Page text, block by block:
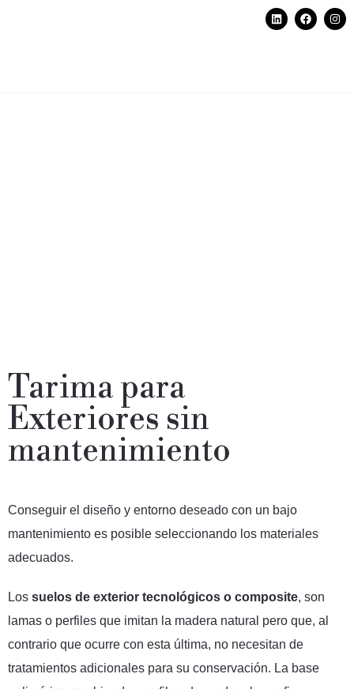
Tarima para
Exteriores sin
mantenimiento
Conseguir el diseño y entorno deseado con un bajo
mantenimiento es posible seleccionando los materiales
adecuados.
Los suelos de exterior tecnológicos o composite, son
lamas o perfiles que imitan la madera natural pero que, al
contrario que ocurre con esta última, no necesitan de
tratamientos adicionales para su conservación. La base